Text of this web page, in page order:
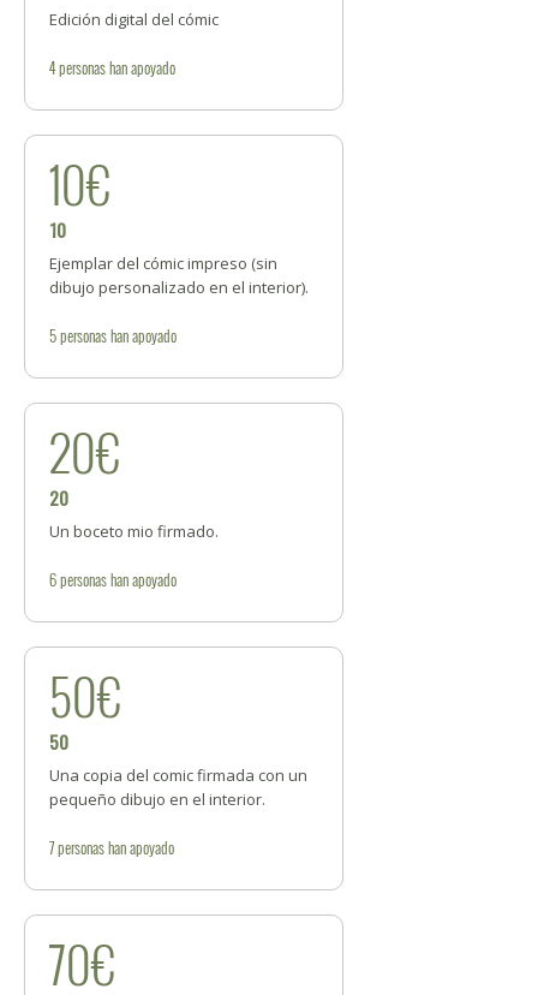
Edición digital del cómic
4personashan apoyado
10€
10
Ejemplar del cómic impreso (sin
dibujo personalizado en el interior).
5personashan apoyado
20€
20
Un boceto mio firmado.
6personashan apoyado
50€
50
Una copia del comic firmada con un
pequeño dibujo en el interior.
7personashan apoyado
70€